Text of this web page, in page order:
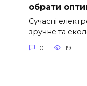
обрати
Сучасні
зручне та
0 19